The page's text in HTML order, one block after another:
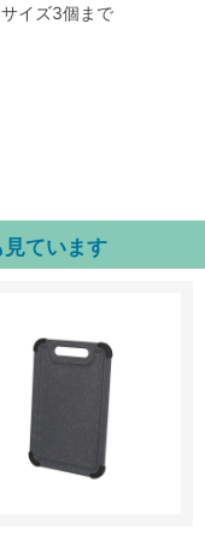
イズ3個まで
ています